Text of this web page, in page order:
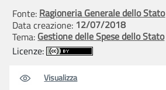
Fonte: Ragioneria Generale dello Stato
Data creazione: 12/07/2018
Tema: Gestione delle Spese dello Stato
Licenze:
Visualizza